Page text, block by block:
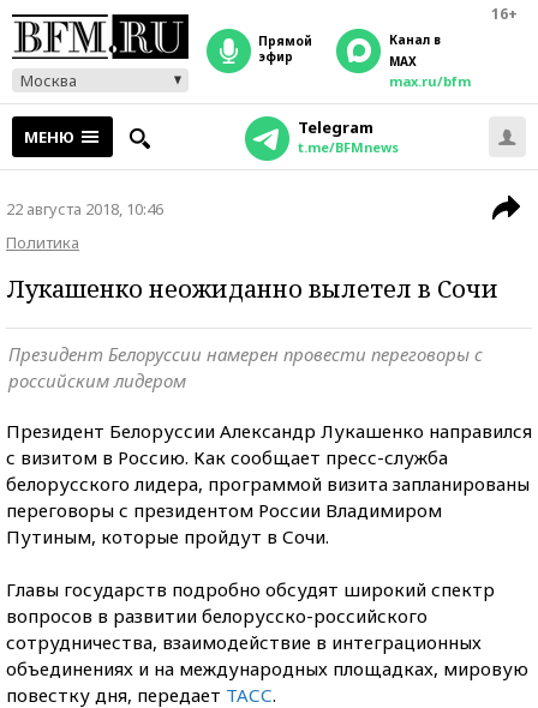
16+
Москва
прямой
эфир
Канал в
MAX
max.ru/bfm
МЕНЮ Telegram
t.me/BFMnews
22 августа 2018, 10:46
Политика
Лукашенко неожиданно вылетел в Сочи
Президент Белоруссии намерен провести переговоры с
российским лидером
Президент Белоруссии Александр Лукашенко направился
с визитом в Россию. Как сообщает пресс-служба
белорусского лидера, программой визита запланированы
переговоры с президентом России Владимиром
Путиным, которые пройдут в Сочи.
Главы государств подробно обсудят широкий спектр
вопросов в развитии белорусско-российского
сотрудничества, взаимодействие в интеграционных
объединениях и на международных площадках, мировую
повестку дня, передает ТАСС.